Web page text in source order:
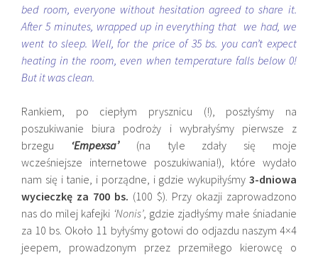
bed room, everyone without hesitation agreed to share it.
After 5 minutes, wrapped up in everything that we had, we
went to sleep. Well, for the price of 35 bs. you can’t expect
heating in the room, even when temperature falls below 0!
But it was clean.
Rankiem, po ciepłym prysznicu (!), poszłyśmy na
poszukiwanie biura podroży i wybrałyśmy pierwsze z
brzegu ‘Empexsa’(na tyle zdały się moje
wcześniejsze internetowe poszukiwania!), które wydało
nam się i tanie, i porządne, i gdzie wykupiłyśmy 3-dniowa
wycieczkę za 700 bs. (100 $). Przy okazji zaprowadzono
nas do milej kafejki ‘Nonis’, gdzie zjadłyśmy małe śniadanie
za 10 bs. Około 11 byłyśmy gotowi do odjazdu naszym 4×4
jeepem, prowadzonym przez przemiłego kierowcę o